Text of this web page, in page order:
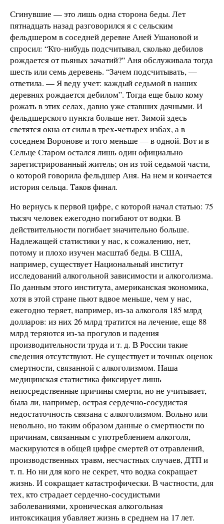
Сгинувшие — это лишь одна сторона беды. Лет
пятнадцать назад разговорился я с сельским
фельдшером в соседней деревне Аней Ушановой и
спросил: “Кто-нибудь подсчитывал, сколько дебилов
рождается от пьяных зачатий?” Аня обслуживала тогда
шесть или семь деревень. “Зачем подсчитывать, —
ответила. — Я веду учет: каждый седьмой в наших
деревнях рождается дебилом”. Тогда еще было кому
рожать в этих селах, давно уже ставших дачными. И
фельдшерского пункта больше нет. Зимой здесь
светятся окна от силы в трех-четырех избах, а в
соседнем Воронове и того меньше — в одной. Вот и в
Сельце Старом остался лишь один официально
зарегистрированный житель; он из той седьмой части,
о которой говорила фельдшер Аня. На нем и кончается
история сельца. Таков финал.
Но вернусь к первой цифре, с которой начал статью: 75
тысяч человек ежегодно погибают от водки. В
действительности погибает значительно больше.
Надлежащей статистики у нас, к сожалению, нет,
потому и плохо изучен масштаб беды. В США,
например, существует Национальный институт
исследований алкогольной зависимости и алкоголизма.
По данным этого института, американская экономика,
хотя в этой стране пьют вдвое меньше, чем у нас,
ежегодно теряет, например, из-за алкоголя 185 млрд
долларов: из них 26 млрд тратится на лечение, еще 88
млрд теряются из-за прогулов и падения
производительности труда и т. д. В России такие
сведения отсутствуют. Не существует и точных оценок
смертности, связанной с алкоголизмом. Наша
медицинская статистика фиксирует лишь
непосредственные причины смерти, но не учитывает,
была ли, например, острая сердечно-сосудистая
недостаточность связана с алкоголизмом. Вольно или
невольно, но таким образом данные о смертности по
причинам, связанным с употреблением алкоголя,
маскируются в общей цифре смертей от отравлений,
производственных травм, несчастных случаев, ДТП и
т. п. Но ни для кого не секрет, что водка сокращает
жизнь. И сокращает катастрофически. В частности, для
тех, кто страдает сердечно-сосудистыми
заболеваниями, хроническая алкогольная
интоксикация убавляет жизнь в среднем на 17 лет.